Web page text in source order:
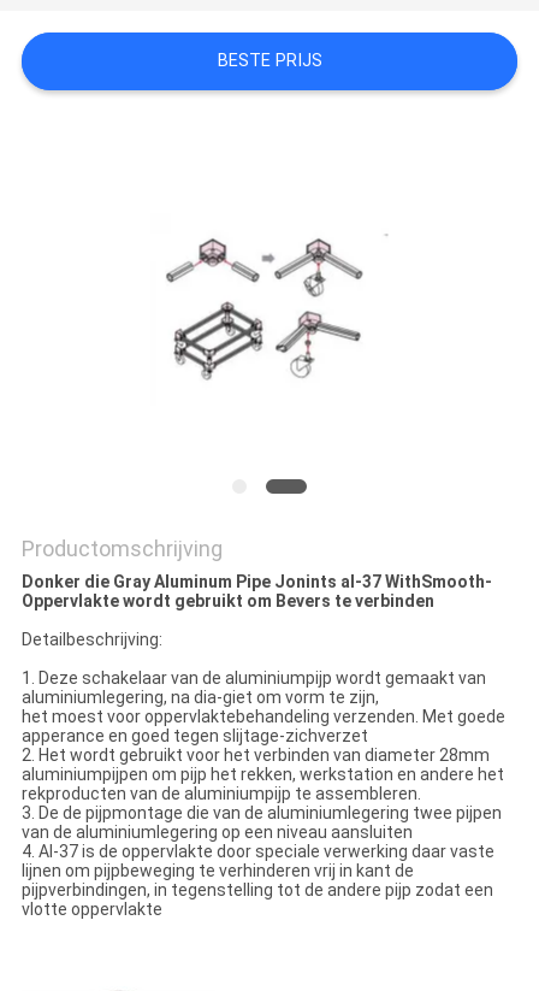
SITEMAP
BESTE PRIJS
Productomschrijving
Donker die Gray Aluminum Pipe Jonints al-37 WithSmooth-
Oppervlakte wordt gebruikt om Bevers te verbinden
Detailbeschrijving:
1. Deze schakelaar van de aluminiumpijp wordt gemaakt van
aluminiumlegering, na dia-giet om vorm te zijn,
het moest voor oppervlaktebehandeling verzenden. Met goede
apperance en goed tegen slijtage-zichverzet
2. Het wordt gebruikt voor het verbinden van diameter 28mm
aluminiumpijpen om pijp het rekken, werkstation en andere het
rekproducten van de aluminiumpijp te assembleren.
3. De de pijpmontage die van de aluminiumlegering twee pijpen
van de aluminiumlegering op een niveau aansluiten
4. Al-37 is de oppervlakte door speciale verwerking daar vaste
lijnen om pijpbeweging te verhinderen vrij in kant de
pijpverbindingen, in tegenstelling tot de andere pijp zodat een
vlotte oppervlakte